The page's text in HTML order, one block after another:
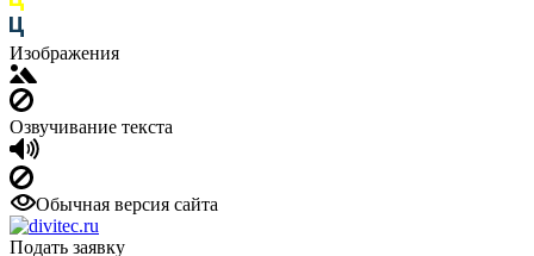
Изображения
Озвучивание текста
Обычная версия сайта
Подать заявку